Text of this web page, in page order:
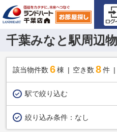
千葉みなと駅周辺
該当物件数 6棟 空き数 8 件
駅で絞り込む
絞り込み条件： なし